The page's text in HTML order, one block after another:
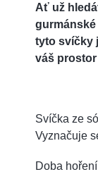
Ať už
tyto svíčky
váš
Svíčka ze
Vyznačuje
Doba